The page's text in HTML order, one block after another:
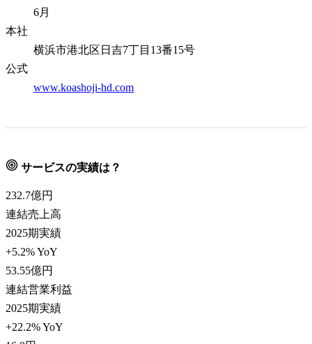
6月
本社
横浜市港北区日吉7丁目13番15号
公式
www.koashoji-hd.com
サービスの実績は？
232.7億円
連結売上高
2025期実績
+5.2% YoY
53.55億円
連結営業利益
2025期実績
+22.2% YoY